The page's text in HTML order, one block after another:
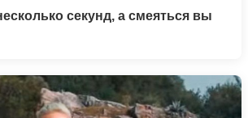
секунд, а смеяться вы